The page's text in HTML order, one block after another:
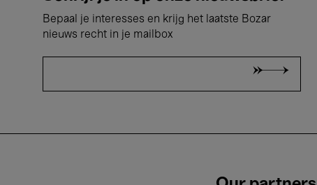
Bepaal je interesses en krijg het laatste Bozar
nieuws recht in je mailbox